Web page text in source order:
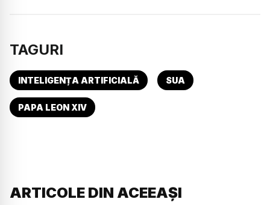
TAGURI
INTELIGENȚA ARTIFICIALĂ SUA
PAPA LEON XIV
ARTICOLE DIN ACEEAȘI